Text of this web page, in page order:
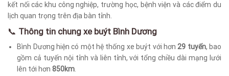
kết nối các khu công nghiệp, trường học, bệnh viện và các điểm du
lịch quan trọng trên địa bàn tỉnh.
📞 Thông tin chung xe buýt Bình Dương
Bình Dương hiện có một hệ thống xe buýt với hơn29 tuyến, bao
gồm cả tuyến nội tỉnh và liên tỉnh, với tổng chiều dài mạng lưới
lên tới hơn850km.